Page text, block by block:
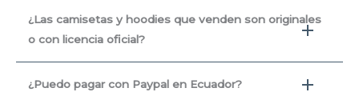
¿Las camisetas y hoodies que venden son originales
o con licencia oficial?
¿Puedo pagar con Paypal en Ecuador?